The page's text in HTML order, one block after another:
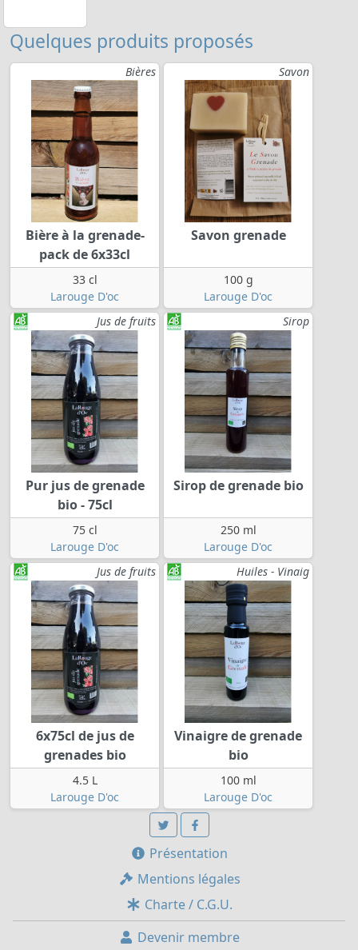
Quelques produits proposés
Bières
Bière à la grenade-
pack de 6x33cl
33 cl
Larouge D'oc
Savon
Savon grenade
100 g
Larouge D'oc
Jus de fruits
Pur jus de grenade
bio - 75cl
75 cl
Larouge D'oc
Sirop
Sirop de grenade bio
250 ml
Larouge D'oc
Jus de fruits
6x75cl de jus de
grenades bio
4.5 L
Larouge D'oc
Huiles - Vinaig
Vinaigre de grenade
bio
100 ml
Larouge D'oc
Présentation
Mentions légales
Charte / C.G.U.
Devenir membre